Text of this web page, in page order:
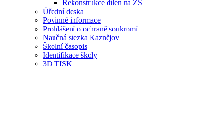
Rekonstrukce dílen na ZŠ
Úřední deska
Povinné informace
Prohlášení o ochraně soukromí
Naučná stezka Kaznějov
Školní časopis
Identifikace školy
3D TISK